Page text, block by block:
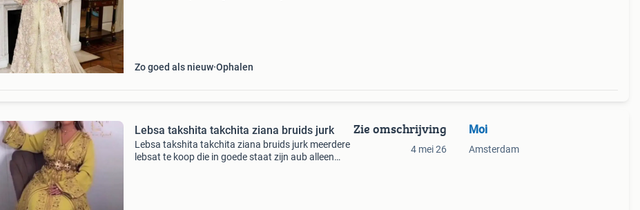
Zo goed als nieuw Ophalen
Lebsa takshita takchita ziana bruids jurk
Lebsa takshita takchita ziana bruids jurk meerdere
lebsat te koop die in goede staat zijn aub alleen
Zie omschrijving
4 mei 26
Moi
Amsterdam